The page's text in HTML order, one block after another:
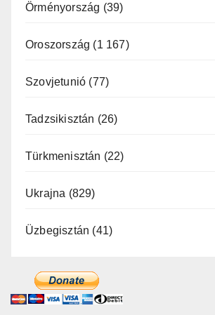
Örményország (39)
Oroszország (1 167)
Szovjetunió (77)
Tadzsikisztán (26)
Türkmenisztán (22)
Ukrajna (829)
Üzbegisztán (41)